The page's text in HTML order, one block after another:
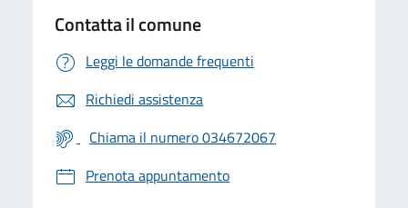
Contatta il comune
Leggi le domande frequenti
Richiedi assistenza
Chiama il numero 034672067
Prenota appuntamento